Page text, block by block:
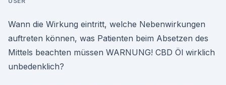
Wann die Wirkung eintritt, welche Nebenwirkungen
auftreten können, was Patienten beim Absetzen des
Mittels beachten müssen WARNUNG! CBD Öl wirklich
unbedenklich?